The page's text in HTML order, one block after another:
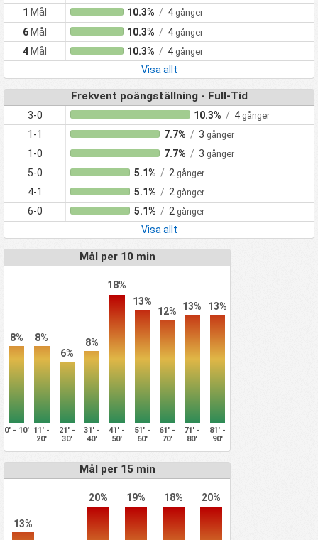
1 Mål 10.3% / 4 gånger
6 Mål 10.3% / 4 gånger
4 Mål 10.3% / 4 gånger
Visa allt
Frekvent poängställning - Full-Tid
3-0 10.3% / 4 gånger
1-1 7.7% / 3 gånger
1-0 7.7% / 3 gånger
5-0 5.1% / 2 gånger
4-1 5.1% / 2 gånger
6-0 5.1% / 2 gånger
Visa allt
Mål per 10 min
8%
8%
6%
8%
18%
13%
12%
13% 13%
0' - 10' 11' -
20'
21' -
30'
31' -
40'
41' -
50'
51' -
60'
61' -
70'
71' -
80'
81' -
90'
Mål per 15 min
13%
20% 19% 18% 20%